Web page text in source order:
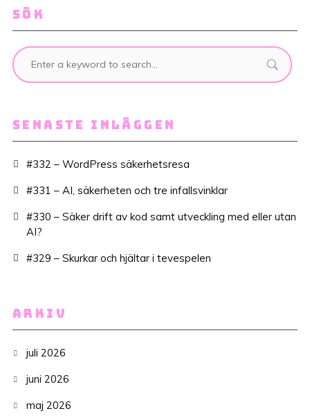
SÖK
SENASTE INLÄGGEN
#332 – WordPress säkerhetsresa
#331 – AI, säkerheten och tre infallsvinklar
#330 – Säker drift av kod samt utveckling med eller utan
AI?
#329 – Skurkar och hjältar i tevespelen
ARKIV
juli 2026
juni 2026
maj 2026